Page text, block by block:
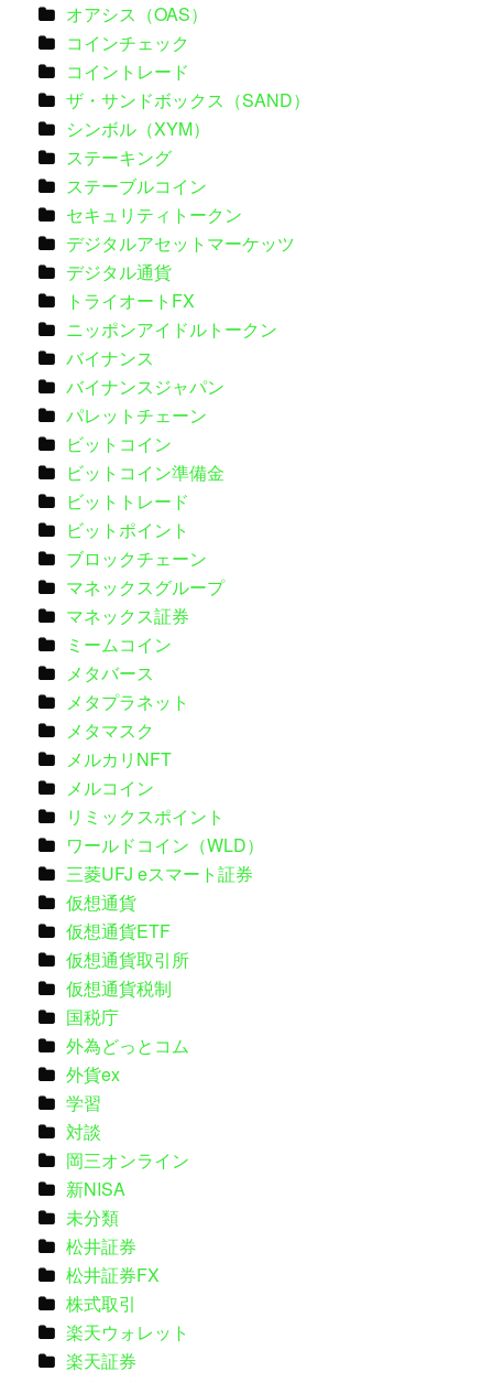
オアシス（OAS）
コインチェック
コイントレード
ザ・サンドボックス（SAND）
シンボル（XYM）
ステーキング
ステーブルコイン
セキュリティトークン
デジタルアセットマーケッツ
デジタル通貨
トライオートFX
ニッポンアイドルトークン
バイナンス
バイナンスジャパン
パレットチェーン
ビットコイン
ビットコイン準備金
ビットトレード
ビットポイント
ブロックチェーン
マネックスグループ
マネックス証券
ミームコイン
メタバース
メタプラネット
メタマスク
メルカリNFT
メルコイン
リミックスポイント
ワールドコイン（WLD）
三菱UFJ eスマート証券
仮想通貨
仮想通貨ETF
仮想通貨取引所
仮想通貨税制
国税庁
外為どっとコム
外貨ex
学習
対談
岡三オンライン
新NISA
未分類
松井証券
松井証券FX
株式取引
楽天ウォレット
楽天証券